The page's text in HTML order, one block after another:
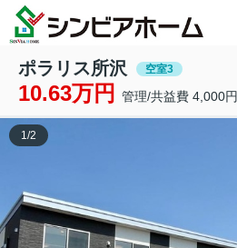
ポラリス所沢 空室3
10.63万円 管理/共益費 4,000円
1/2